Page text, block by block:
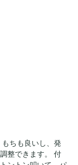
ちも良いし、発
整できます。 付